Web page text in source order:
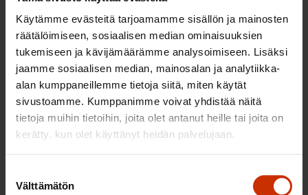
Käytämme evästeitä tarjoamamme sisällön ja mainosten
räätälöimiseen, sosiaalisen median ominaisuuksien
tukemiseen ja kävijämäärämme analysoimiseen. Lisäksi
jaamme sosiaalisen median, mainosalan ja analytiikka-
alan kumppaneillemme tietoja siitä, miten käytät
sivustoamme. Kumppanimme voivat yhdistää näitä
tietoja muihin tietoihin, joita olet antanut heille tai joita on
kerätty, kun olet käyttänyt heidän palvelujaan.
valinta
Välttämätön
3.6.2026 13:34
Mikä muuttui määräaikaisissa työsuhteissa? Lue
juristin vastaukset!